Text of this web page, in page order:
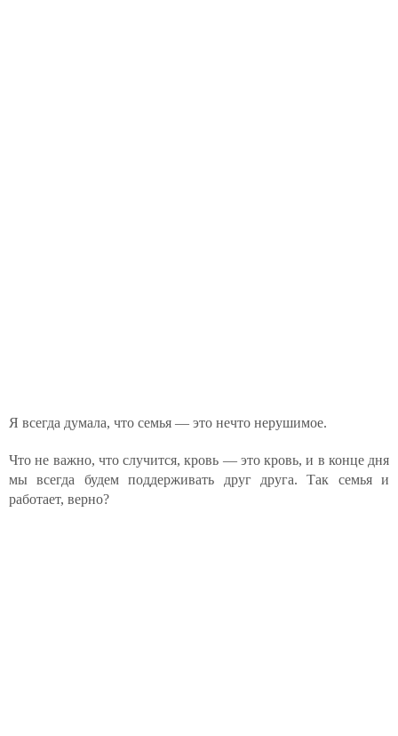
Я всегда думала, что семья — это нечто нерушимое.
Что не важно, что случится, кровь — это кровь, и в конце дня
мы всегда будем поддерживать друг друга. Так семья и
работает, верно?